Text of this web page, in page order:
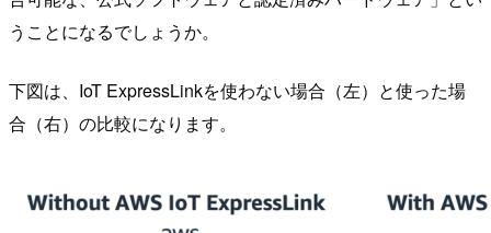
うことになるでしょうか。
下図は、IoT ExpressLinkを使わない場合（左）と使った場
合（右）の比較になります。